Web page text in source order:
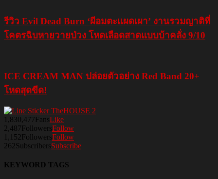
รีวิว Evil Dead Burn ‘ผีอมตะแผดเผา’ งานรวมญาติที่
โคตรฉิบหายวายป่วง โหดเลือดสาดแบบบ้าคลั่ง 9/10
ICE CREAM MAN ปล่อยตัวอย่าง Red Band 20+
โหดสุดขีด!
1,830,477FansLike
2,487FollowersFollow
1,152FollowersFollow
262SubscribersSubscribe
KEYWORD TAGS